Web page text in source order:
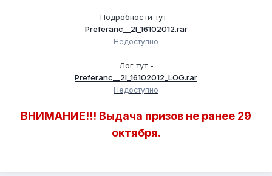
Подробности тут -
Preferanc__2l_16102012.rar
Недоступно
Лог тут -
Preferanc__2l_16102012_LOG.rar
Недоступно
ВНИМАНИЕ!!! Выдача призов не ранее 29
октября.